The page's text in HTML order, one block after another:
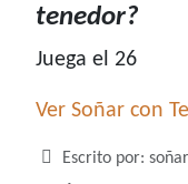
tenedor?
Juega el 26
Ver Soñar con
Detalles
Escrito por: